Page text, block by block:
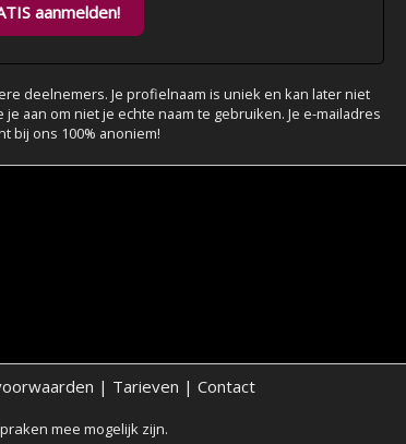
aanmelden!
deelnemers. Je profielnaam is uniek en kan later niet
aan om niet je echte naam te gebruiken. Je e-mailadres
bij ons 100% anoniem!
| Tarieven | Contact
mee mogelijk zijn.